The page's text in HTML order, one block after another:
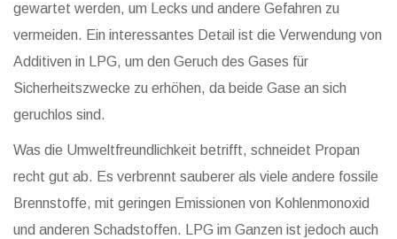
gewartet werden, um Lecks und andere Gefahren zu
vermeiden. Ein interessantes Detail ist die Verwendung von
Additiven in LPG, um den Geruch des Gases für
Sicherheitszwecke zu erhöhen, da beide Gase an sich
geruchlos sind.
Was die Umweltfreundlichkeit betrifft, schneidet Propan
recht gut ab. Es verbrennt sauberer als viele andere fossile
Brennstoffe, mit geringen Emissionen von Kohlenmonoxid
und anderen Schadstoffen. LPG im Ganzen ist jedoch auch